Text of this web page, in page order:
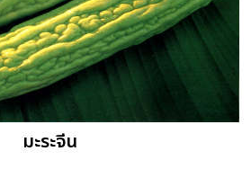
มะระจีน